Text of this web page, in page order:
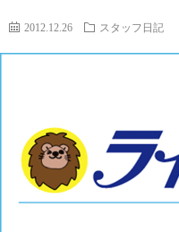
2012.12.26 スタッフ日記